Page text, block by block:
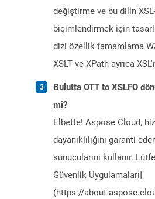
değiştirme ve bu dilin XSL-
biçimlendirmek için
dizi özellik tamamlama
XSLT ve XPath ayrıca
Bulutta OTT to XSLFO
mi?
Elbette! Aspose Cloud,
dayanıklılığını garanti
sunucularını kullanır.
Güvenlik Uygulamaları]
(https://